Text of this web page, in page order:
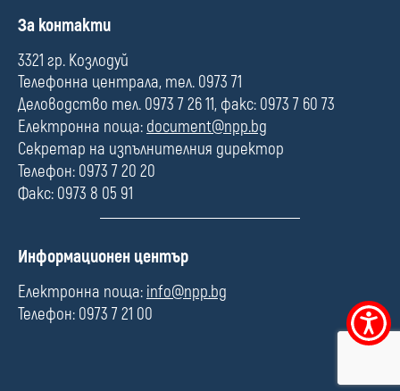
Меню
за
П
л
е
За контакти
3321 гр. Козлодуй
Телефонна централа, тел. 0973 71
Деловодство тел. 0973 7 26 11, факс: 0973 7 60 73
Електронна поща: document@npp.bg
Секретар на изпълнителния директор
Телефон: 0973 7 20 20
Факс: 0973 8 05 91
П
л
е
Информационен център
Електронна поща: info@npp.bg
Телефон: 0973 7 21 00